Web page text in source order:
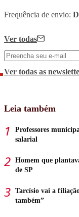
Frequência de envio:
Ver todas
Ver todas as
Leia também
Professores
salarial
Homem que
de SP
Tarcísio vai a
também”